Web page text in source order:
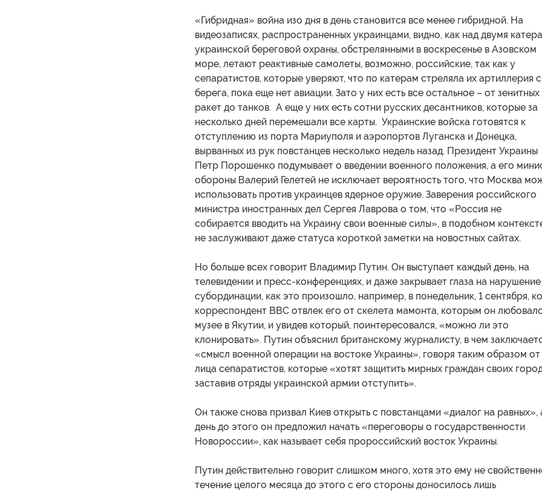
«Гибридная» война изо дня в день становится все менее гибридной. На
видеозаписях, распространенных украинцами, видно, как над двумя
украинской береговой охраны, обстрелянными в воскресенье в Азовском
море, летают реактивные самолеты, возможно, российские, так как у
сепаратистов, которые уверяют, что по катерам стреляла их артиллерия с
берега, пока еще нет авиации. Зато у них есть все остальное – от зенитных
ракет до танков. А еще у них есть сотни русских десантников, которые за
несколько дней перемешали все карты. Украинские войска готовятся к
отступлению из порта Мариуполя и аэропортов Луганска и Донецка,
вырванных из рук повстанцев несколько недель назад. Президент Украины
Петр Порошенко подумывает о введении военного положения, а его
обороны Валерий Гелетей не исключает вероятность того, что Москва
использовать против украинцев ядерное оружие. Заверения российского
министра иностранных дел Сергея Лаврова о том, что «Россия не
собирается вводить на Украину свои военные силы», в подобном
не заслуживают даже статуса короткой заметки на новостных сайтах.
Но больше всех говорит Владимир Путин. Он выступает каждый день, на
телевидении и пресс-конференциях, и даже закрывает глаза на нарушение
субординации, как это произошло, например, в понедельник, 1 сентября,
корреспондент BBC отвлек его от скелета мамонта, которым он
музее в Якутии, и увидев который, поинтересовался, «можно ли это
клонировать». Путин объяснил британскому журналисту, в чем
«смысл военной операции на востоке Украины», говоря таким образом от
лица сепаратистов, которые «хотят защитить мирных граждан своих
заставив отряды украинской армии отступить».
Он также снова призвал Киев открыть с повстанцами «диалог на равных»,
день до этого он предложил начать «переговоры о государственности
Новороссии», как называет себя пророссийский восток Украины.
Путин действительно говорит слишком много, хотя это ему не
течение целого месяца до этого с его стороны доносилось лишь